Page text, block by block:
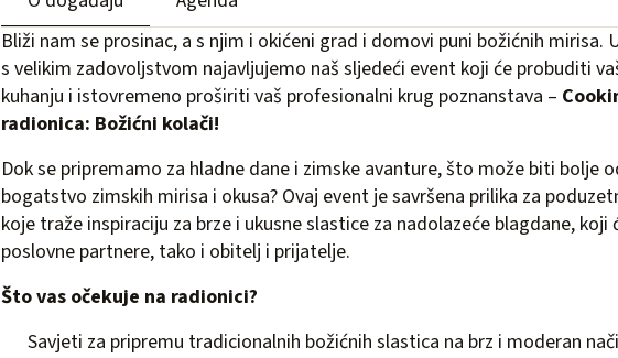
Bliži nam se prosinac, a s njim i okićeni grad i domovi puni božićnih mirisa.
s velikim zadovoljstvom najavljujemo naš sljedeći event koji će probuditi
kuhanju i istovremeno proširiti vaš profesionalni krug poznanstava –
radionica: Božićni kolači!
Dok se pripremamo za hladne dane i zimske avanture, što može biti bolje
bogatstvo zimskih mirisa i okusa? Ovaj event je savršena prilika za
koje traže inspiraciju za brze i ukusne slastice za nadolazeće blagdane, koji
poslovne partnere, tako i obitelj i prijatelje.
Što vas očekuje na radionici?
Savjeti za pripremu tradicionalnih božićnih slastica na brz i moderan